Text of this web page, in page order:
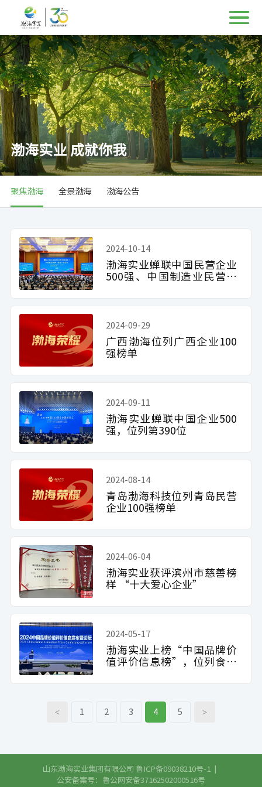
渤海实业 成就你我
聚焦渤海 全景渤海 渤海公告
2024-10-14
渤海实业蝉联中国民营企业
500强、中国制造业民营企
2024-09-29
广西渤海位列广西企业100
强榜单
2024-09-11
渤海实业蝉联中国企业500
强，位列第390位
2024-08-14
青岛渤海科技位列青岛民营
企业100强榜单
2024-06-04
渤海实业获评滨州市慈善榜
样 “十大爱心企业”
2024-05-17
渤海实业上榜“中国品牌价
值评价信息榜”，位列食品
< 1 2 3 4 5 >
山东渤海实业集团有限公司 鲁ICP备09038210号-1
公安备案号：鲁公网安备37162502000516号